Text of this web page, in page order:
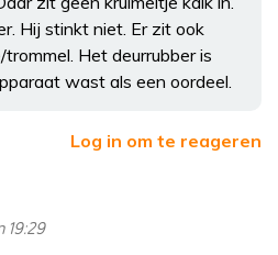
Hij stinkt niet. Er zit ook
Het deurrubber is
wast als een oordeel.
Log in om te reageren
19:29